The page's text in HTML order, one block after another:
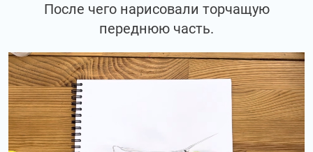
После чего нарисовали торчащую
переднюю часть.